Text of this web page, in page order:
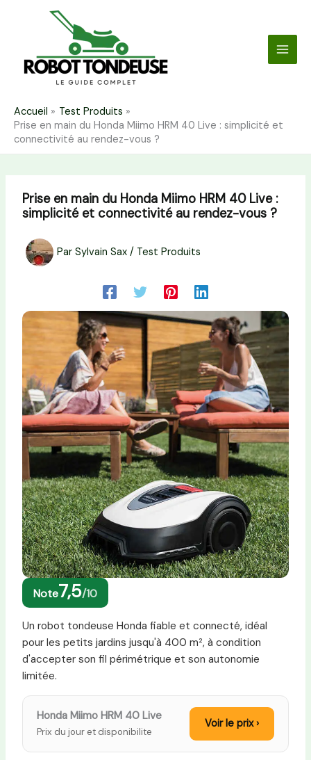
Accueil
Test Produits
Prise en main du Honda Miimo HRM 40 Live : simplicité et
connectivité au rendez-vous ?
Prise en main du Honda Miimo HRM 40 Live :
simplicité et connectivité au rendez-vous ?
Par Sylvain Sax / Test Produits
Note7,5/10
Un robot tondeuse Honda fiable et connecté, idéal
pour les petits jardins jusqu'à 400 m², à condition
d'accepter son fil périmétrique et son autonomie
limitée.
Honda Miimo HRM 40 Live
Prix du jour et disponibilite
Voir le prix ›